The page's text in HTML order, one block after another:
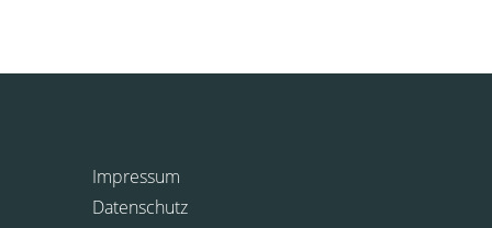
Impressum
Datenschutz